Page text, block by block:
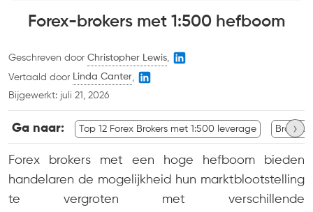
Forex-brokers met 1:500 hefboom
Geschreven door Christopher Lewis
Vertaald door Linda Canter
Bijgewerkt: juli 21, 2026
Ga naar: Top 12 Forex Brokers met 1:500 leverage Brokers
›
Forex brokers met een hoge hefboom bieden
handelaren de mogelijkheid hun marktblootstelling
te vergroten met verschillende